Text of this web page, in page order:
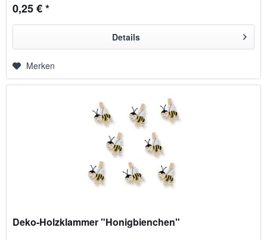
0,25 € *
Details
Merken
Deko-Holzklammer "Honigbienchen"